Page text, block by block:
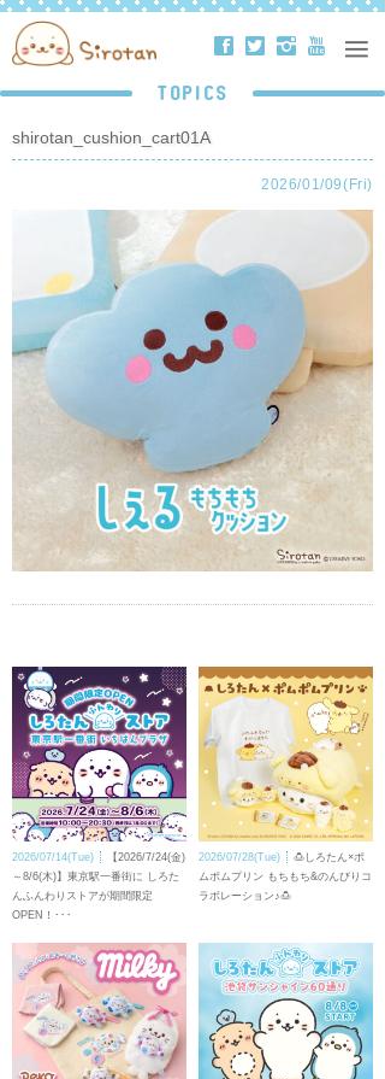
ä å ë ð
TOPICS
shirotan_cushion_cart01A
2026/01/09(Fri)
2026/07/14(Tue)
【2026/7/24(金)
～8/6(木)】東京駅一番街に しろた
んふんわりストアが期間限定
OPEN！･･･
2026/07/28(Tue)
🍮しろたん×ポ
ムポムプリン もちもち&のんびりコ
ラボレーション♪🍮